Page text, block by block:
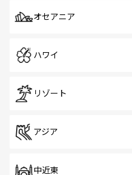
オセアニア
ハワイ
リゾート
アジア
中近東